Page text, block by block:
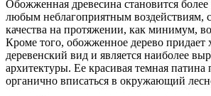
Обожженная древесина становится
любым неблагоприятным воздействиям,
качества на протяжении, как минимум,
Кроме того, обожженное дерево придает
деревенский вид и является наиболее
архитектуры. Ее красивая темная патина
органично вписаться в окружающий